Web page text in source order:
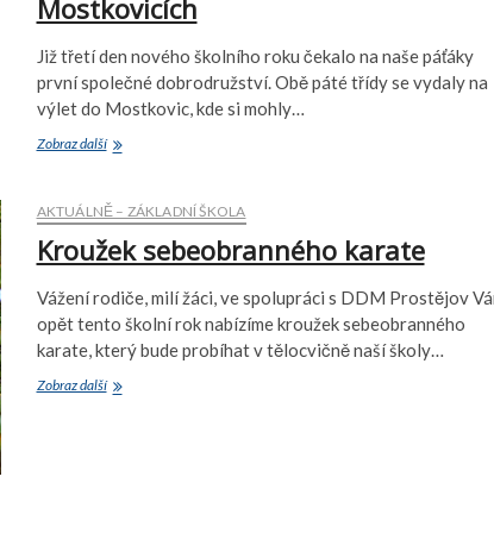
Mostkovicích
Již třetí den nového školního roku čekalo na naše páťáky
první společné dobrodružství. Obě páté třídy se vydaly na
výlet do Mostkovic, kde si mohly…
Zobraz dalšíPáťáci
minigolf
v
Mostkovicích
AKTUÁLNĚ – ZÁKLADNÍ ŠKOLA
Kroužek sebeobranného karate
Vážení rodiče, milí žáci, ve spolupráci s DDM Prostějov
opět tento školní rok nabízíme kroužek sebeobranného
karate, který bude probíhat v tělocvičně naší školy…
Zobraz dalšíKroužek